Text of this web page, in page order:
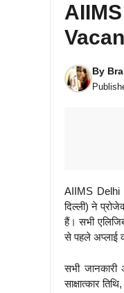
By
AIIMS Delhi
दिल्ली) ने
हैं। सभी
से पहले अप्लाई
सभी
साक्षात्कार